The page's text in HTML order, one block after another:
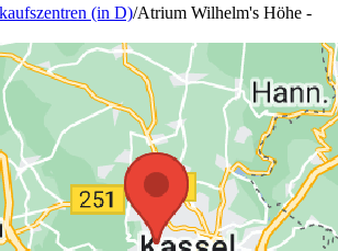
(in D)/Atrium Wilhelm's Höhe -